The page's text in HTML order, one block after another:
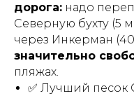
дорога: надо
Северную бухту (5
через Инкерман
значительно
пляжах.
✅ Лучший песок